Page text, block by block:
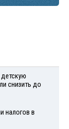
снизить до
налогов в